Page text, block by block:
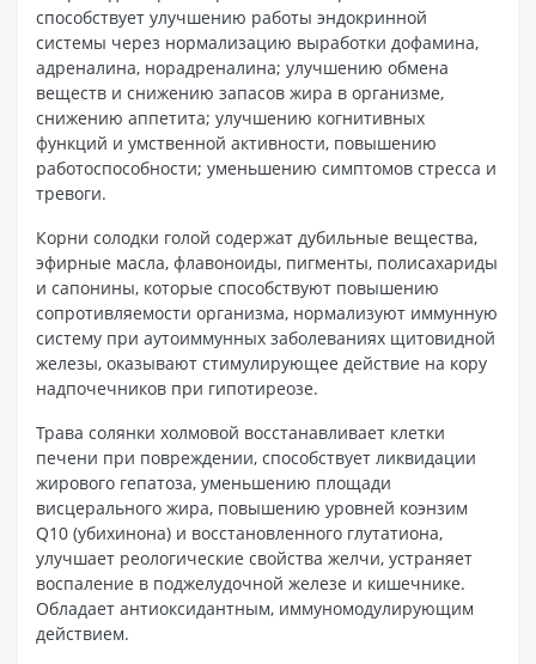
способствует улучшению работы эндокринной
системы через нормализацию выработки дофамина,
адреналина, норадреналина; улучшению обмена
веществ и снижению запасов жира в организме,
снижению аппетита; улучшению когнитивных
функций и умственной активности, повышению
работоспособности; уменьшению симптомов стресса и
тревоги.
Корни солодки голой содержат дубильные вещества,
эфирные масла, флавоноиды, пигменты, полисахариды
и сапонины, которые способствуют повышению
сопротивляемости организма, нормализуют иммунную
систему при аутоиммунных заболеваниях щитовидной
железы, оказывают стимулирующее действие на кору
надпочечников при гипотиреозе.
Трава солянки холмовой восстанавливает клетки
печени при повреждении, способствует ликвидации
жирового гепатоза, уменьшению площади
висцерального жира, повышению уровней коэнзим
Q10 (убихинона) и восстановленного глутатиона,
улучшает реологические свойства желчи, устраняет
воспаление в поджелудочной железе и кишечнике.
Обладает антиоксидантным, иммуномодулирующим
действием.